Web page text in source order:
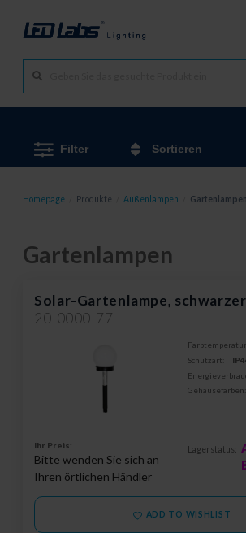
Filter Sortieren
Homepage Produkte Außenlampen Gartenlampen
Gartenlampen
Solar-Gartenlampe,
20-0000-77
Farbtemperatur:
Schutzart:
Gehäusefarben:
Ihr Preis:
Bitte wenden Sie sich an
Ihren örtlichen Händler
Lagerstatus:
ADD TO WISHLIST